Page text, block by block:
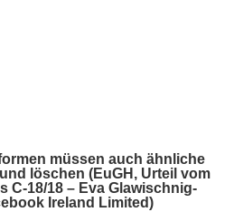
müssen auch ähnliche
löschen (EuGH, Urteil vom
C-18/18 – Eva Glawischnig-
Ireland Limited)